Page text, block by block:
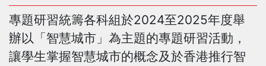
專題研習統籌各科組於2024至2025年度舉
辦以「智慧城市」為主題的專題研習活動，
讓學生掌握智慧城市的概念及於香港推行智